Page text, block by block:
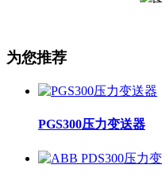
为您推荐
PGS300压力变送器